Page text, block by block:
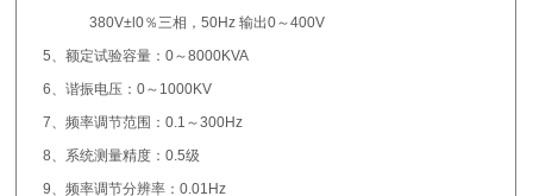
380V±l0％三相，50Hz 输出0～400V
5、额定试验容量：0～8000KVA
6、谐振电压：0～1000KV
7、频率调节范围：0.1～300Hz
8、系统测量精度：0.5级
9、频率调节分辨率：0.01Hz